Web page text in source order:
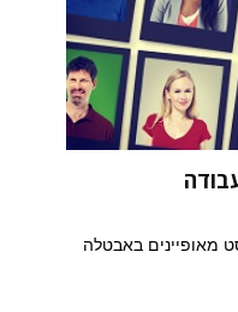
מאופיינים באבטלה